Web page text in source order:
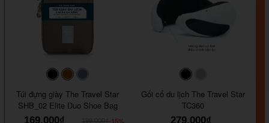
#000000#964B00
Túi đựng giày The Travel Star
SHB_02 Elite Duo Shoe Bag
169.000₫
-15%
#000000
Gối cổ du lịch The Travel Star
TC360
279.000₫